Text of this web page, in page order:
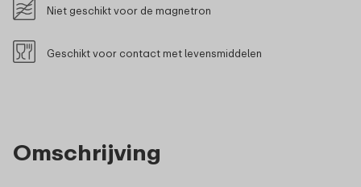
Omschrijving
Niet geschikt voor de magnetron
Geschikt voor contact met levensmiddelen